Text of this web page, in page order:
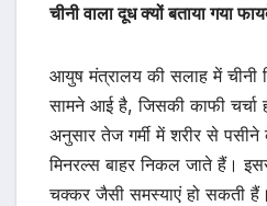
चीनी वाला दूध क्यों बताया गया
आयुष मंत्रालय की सलाह में चीनी
सामने आई है, जिसकी काफी चर्चा
अनुसार तेज गर्मी में शरीर से
मिनरल्स बाहर निकल जाते हैं।
चक्कर जैसी समस्याएं हो सकती हैं।